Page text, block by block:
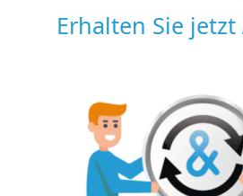
Erhalten Sie